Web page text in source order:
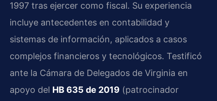
1997 tras ejercer como fiscal. Su experiencia
incluye antecedentes en contabilidad y
sistemas de información, aplicados a casos
complejos financieros y tecnológicos. Testificó
ante la Cámara de Delegados de Virginia en
apoyo del HB 635 de 2019 (patrocinador